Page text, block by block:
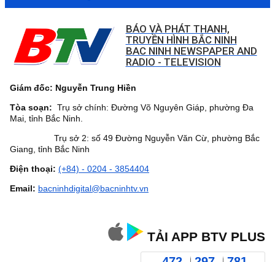
BÁO VÀ PHÁT THANH,
TRUYỀN HÌNH BẮC NINH
BAC NINH NEWSPAPER AND
RADIO - TELEVISION
Giám đốc: Nguyễn Trung Hiền
Tòa soạn: Trụ sở chính: Đường Võ Nguyên Giáp, phường Đa
Mai, tỉnh Bắc Ninh.
Trụ sở 2: số 49 Đường Nguyễn Văn Cừ, phường Bắc
Giang, tỉnh Bắc Ninh
Điện thoại: (+84) - 0204 - 3854404
Email: bacninhdigital@bacninhtv.vn
TẢI APP BTV PLUS